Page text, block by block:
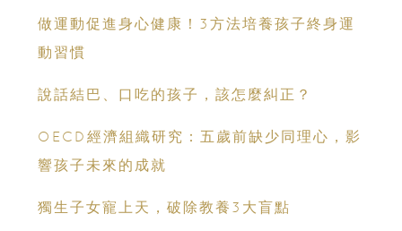
做運動促進身心健康！3方法培養孩子終身運
動習慣
說話結巴、口吃的孩子，該怎麼糾正？
OECD經濟組織研究：五歲前缺少同理心，影
響孩子未來的成就
獨生子女寵上天，破除教養3大盲點